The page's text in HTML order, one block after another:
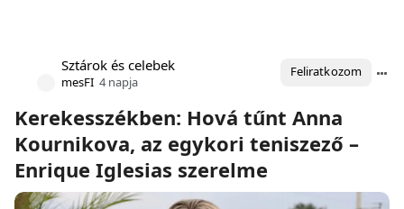
Sztárok és celebek
mesFI 4 napja
Feliratkozom
Kerekesszékben: Hová tűnt Anna
Kournikova, az egykori teniszező –
Enrique Iglesias szerelme